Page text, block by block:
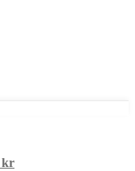
krDet